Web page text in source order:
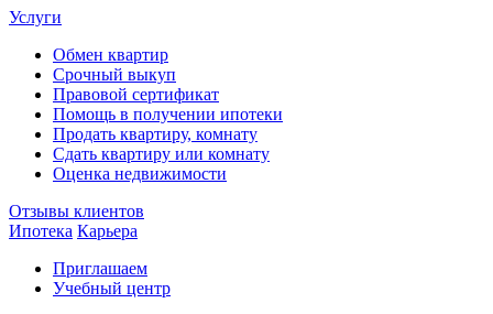
Услуги
Обмен квартир
Срочный выкуп
Правовой сертификат
Помощь в получении ипотеки
Продать квартиру, комнату
Сдать квартиру или комнату
Оценка недвижимости
Отзывы клиентов
Ипотека Карьера
Приглашаем
Учебный центр